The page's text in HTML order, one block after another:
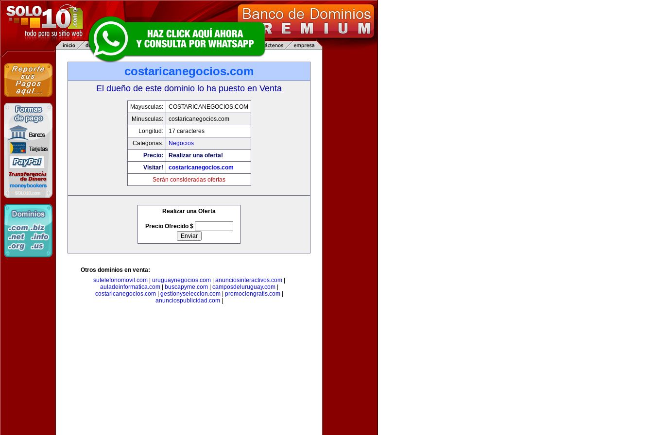
costaricanegocios.com
El dueño de este dominio lo ha puesto en Venta
Mayusculas:
COSTARICANEGOCIOS.COM
Minusculas:
costaricanegocios.com
Longitud:
17 caracteres
Categorias:
Negocios
Precio:
Realizar una oferta!
Visitar!
costaricanegocios.com
Serán consideradas ofertas
Realizar una Oferta
Precio Ofrecido $
Otros dominios en venta:
sutelefonomovil.com| uruguaynegocios.com| anunciosinteractivos.com|
auladeinformatica.com| buscapyme.com| camposdeluruguay.com|
costaricanegocios.com| gestionyseleccion.com| promociongratis.com|
anunciospublicidad.com|